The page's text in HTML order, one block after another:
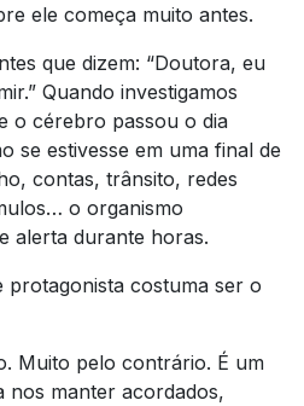
ele começa muito antes.
que dizem: “Doutora, eu
Quando investigamos
o cérebro passou o dia
se estivesse em uma final de
contas, trânsito, redes
o organismo
alerta durante horas.
protagonista costuma ser o
Muito pelo contrário. É um
nos manter acordados,